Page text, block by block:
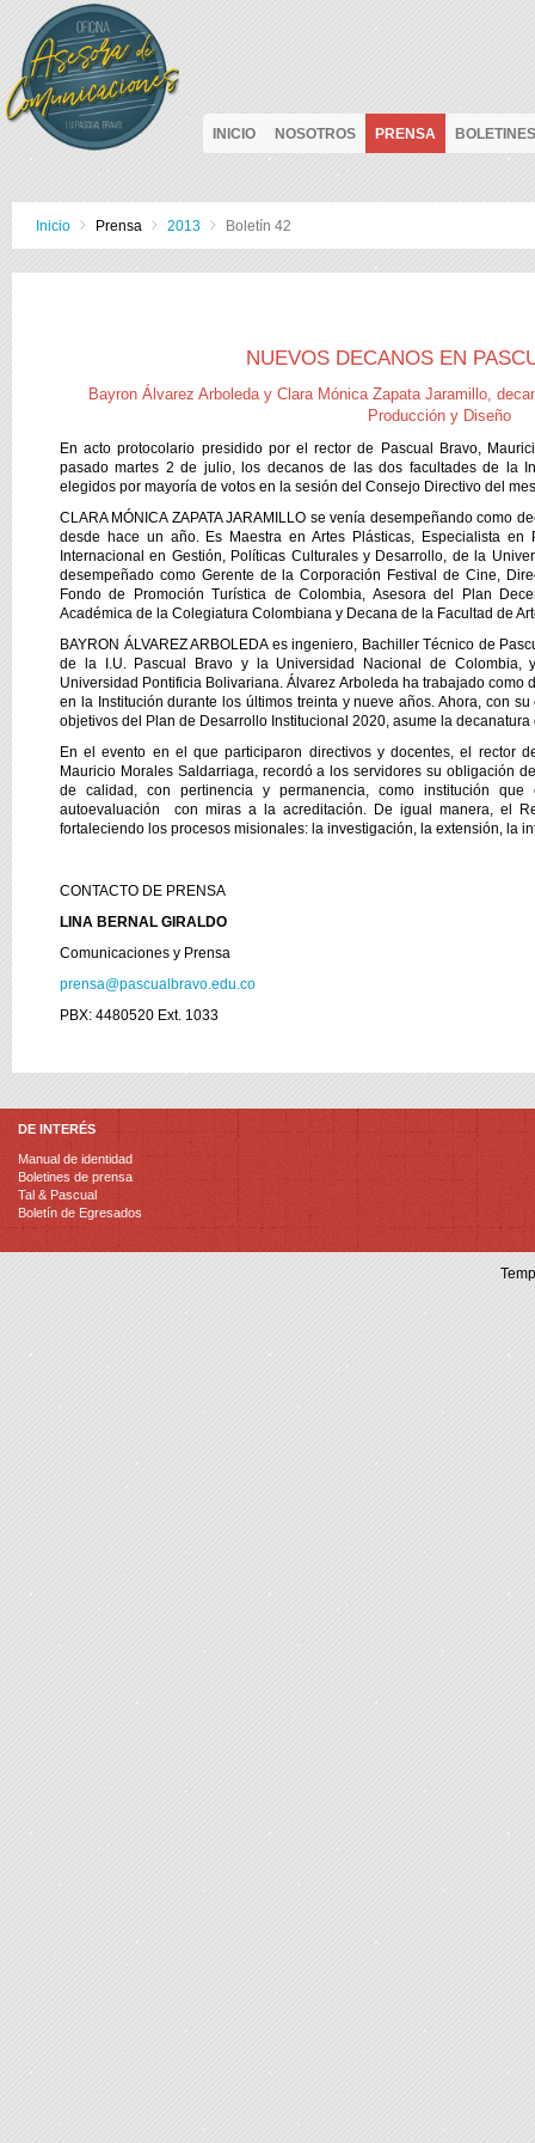
INICIO NOSOTROS PRENSA BOLETINES
Inicio Prensa 2013 Boletín 42
NUEVOS DECANOS EN
Bayron Álvarez Arboleda y Clara Mónica Zapata Jaramillo,
Producción y Diseño
En acto protocolario presidido por el rector de Pascual Bravo,
pasado martes 2 de julio, los decanos de las dos facultades de la
elegidos por mayoría de votos en la sesión del Consejo Directivo del
CLARA MÓNICA ZAPATA JARAMILLO se venía desempeñando como
desde hace un año. Es Maestra en Artes Plásticas, Especialista en
Internacional en Gestión, Políticas Culturales y Desarrollo, de la
desempeñado como Gerente de la Corporación Festival de Cine,
Fondo de Promoción Turística de Colombia, Asesora del Plan
Académica de la Colegiatura Colombiana y Decana de la Facultad de
BAYRON ÁLVAREZ ARBOLEDA es ingeniero, Bachiller Técnico de
de la I.U. Pascual Bravo y la Universidad Nacional de Colombia,
Universidad Pontificia Bolivariana. Álvarez Arboleda ha trabajado como
en la Institución durante los últimos treinta y nueve años. Ahora, con
objetivos del Plan de Desarrollo Institucional 2020, asume la
En el evento en el que participaron directivos y docentes, el rector
Mauricio Morales Saldarriaga, recordó a los servidores su obligación
de calidad, con pertinencia y permanencia, como institución
autoevaluación con miras a la acreditación. De igual manera, el
fortaleciendo los procesos misionales: la investigación, la extensión, la
CONTACTO DE PRENSA
LINA BERNAL GIRALDO
Comunicaciones y Prensa
prensa@pascualbravo.edu.co
PBX: 4480520 Ext. 1033
DE INTERÉS
Manual de identidad
Boletines de prensa
Tal & Pascual
Boletín de Egresados